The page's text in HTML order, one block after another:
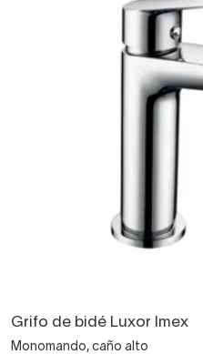
Grifo de bidé Luxor Imex
Monomando, caño alto